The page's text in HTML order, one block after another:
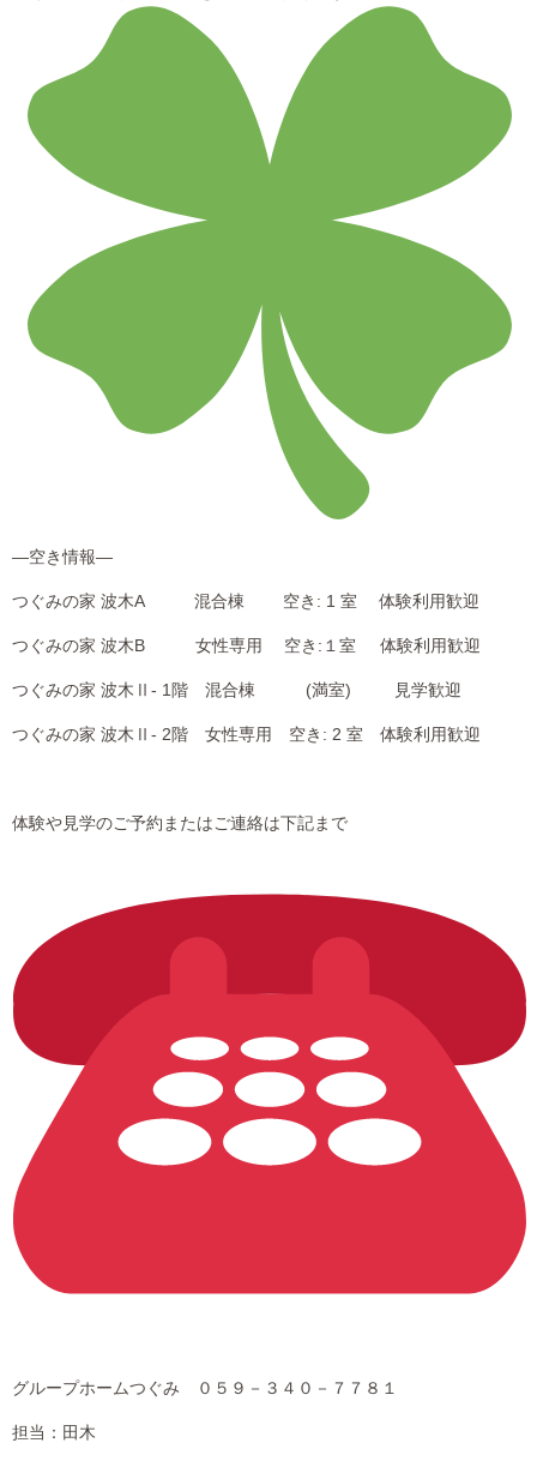
―空き情報―
つぐみの家 波木A 混合棟 空き: 1 室 体験利用歓迎
つぐみの家 波木B 女性専用 空き:１室 体験利用歓迎
つぐみの家 波木Ⅱ- 1階 混合棟 (満室) 見学歓迎
つぐみの家 波木Ⅱ- 2階 女性専用 空き: 2 室 体験利用歓迎
体験や見学のご予約またはご連絡は下記まで
グループホームつぐみ ０５９－３４０－７７８１
担当：田木